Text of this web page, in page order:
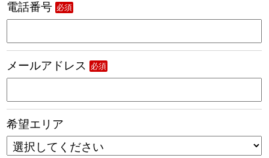
電話番号 必須
メールアドレス 必須
希望エリア